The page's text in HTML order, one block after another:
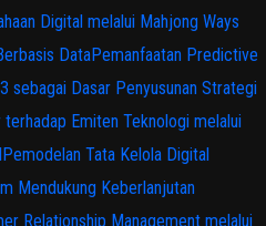
Digital melalui Mahjong Ways
DataPemanfaatan Predictive
sebagai Dasar Penyusunan Strategi
Emiten Teknologi melalui
Pemodelan Tata Kelola Digital
Mendukung Keberlanjutan
Relationship Management melalui